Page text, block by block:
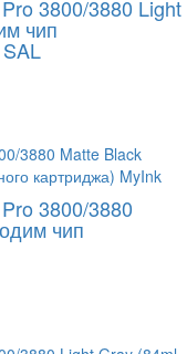
3800/3880 Light
чип
3800/3880
чип